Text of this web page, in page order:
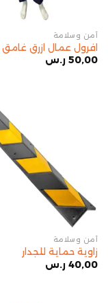
أمن وسلامة
افرول عمال ازرق غامق
50,00 ر.س
أمن وسلامة
زاوية حماية للجدار
40,00 ر.س